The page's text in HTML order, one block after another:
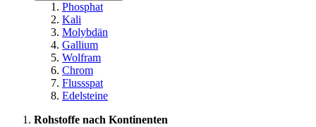
Phosphat
Kali
Molybdän
Gallium
Wolfram
Chrom
Flussspat
Edelsteine
Rohstoffe nach Kontinenten